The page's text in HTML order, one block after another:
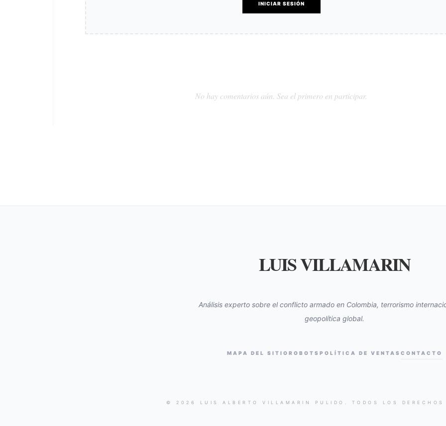
INICIAR SESIÓN
No hay comentarios aún. Sea el primero en participar.
LUIS VILLAMARIN
Análisis experto sobre el conflicto armado en Colombia, terrorismo
geopolítica global.
MAPA DEL SITIO ROBOTS POLÍTICA DE VENTAS CONTACTO
© 2026 LUIS ALBERTO VILLAMARIN PULIDO. TODOS LOS DERECHOS